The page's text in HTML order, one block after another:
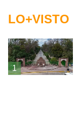
LO+VISTO
1